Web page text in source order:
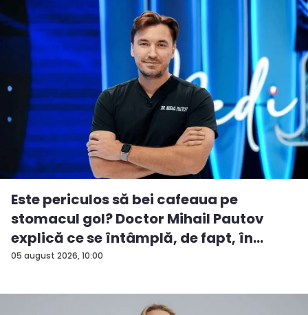
05 august 2026, 10:00
Este periculos să bei cafeaua pe
stomacul gol? Doctor Mihail Pautov
explică ce se întâmplă, de fapt, în
orga...